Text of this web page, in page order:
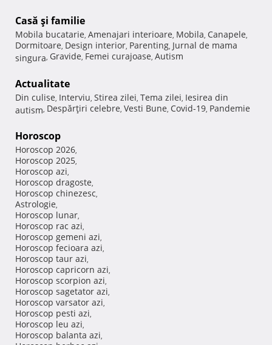
Casă şi familie
Mobila bucatarie, Amenajari interioare, Mobila, Canapele,
Dormitoare, Design interior, Parenting, Jurnal de mama
singura, Gravide, Femei curajoase, Autism
Actualitate
Din culise, Interviu, Stirea zilei, Tema zilei, Iesirea din
autism, Despărţiri celebre, Vesti Bune, Covid-19, Pandemie
Horoscop
Horoscop 2026,
Horoscop 2025,
Horoscop azi,
Horoscop dragoste,
Horoscop chinezesc,
Astrologie,
Horoscop lunar,
Horoscop rac azi,
Horoscop gemeni azi,
Horoscop fecioara azi,
Horoscop taur azi,
Horoscop capricorn azi,
Horoscop scorpion azi,
Horoscop sagetator azi,
Horoscop varsator azi,
Horoscop pesti azi,
Horoscop leu azi,
Horoscop balanta azi,